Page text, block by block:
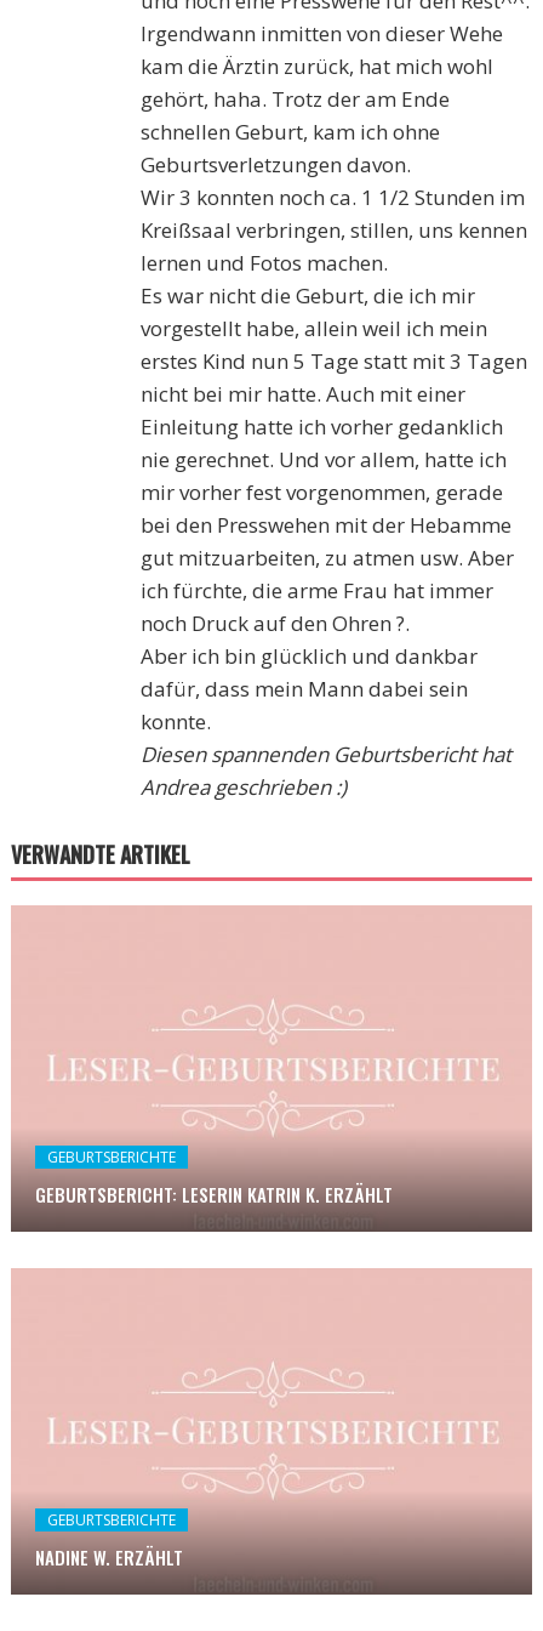
Irgendwann inmitten von dieser Wehe
kam die Ärztin zurück, hat mich wohl
gehört, haha. Trotz der am Ende
schnellen Geburt, kam ich ohne
Geburtsverletzungen davon.
Wir 3 konnten noch ca. 1 1/2 Stunden im
Kreißsaal verbringen, stillen, uns kennen
lernen und Fotos machen.
Es war nicht die Geburt, die ich mir
vorgestellt habe, allein weil ich mein
erstes Kind nun 5 Tage statt mit 3 Tagen
nicht bei mir hatte. Auch mit einer
Einleitung hatte ich vorher gedanklich
nie gerechnet. Und vor allem, hatte ich
mir vorher fest vorgenommen, gerade
bei den Presswehen mit der Hebamme
gut mitzuarbeiten, zu atmen usw. Aber
ich fürchte, die arme Frau hat immer
noch Druck auf den Ohren ?.
Aber ich bin glücklich und dankbar
dafür, dass mein Mann dabei sein
konnte.
Diesen spannenden Geburtsbericht hat
Andrea geschrieben :)
VERWANDTE ARTIKEL
GEBURTSBERICHTE
GEBURTSBERICHT: LESERIN KATRIN K. ERZÄHLT
GEBURTSBERICHTE
NADINE W. ERZÄHLT